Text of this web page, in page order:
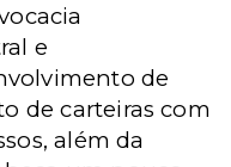
e
de
de carteiras com
além da